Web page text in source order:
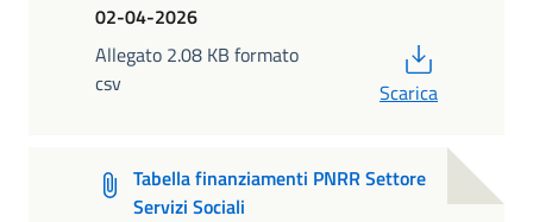
02-04-2026
Allegato 2.08 KB formato
csv
Scarica
Tabella finanziamenti PNRR Settore
Servizi Sociali